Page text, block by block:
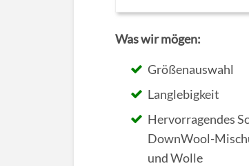
Was wir mögen:
Größenauswahl
Langlebigkeit
Hervorragendes
DownWool-
und Wolle